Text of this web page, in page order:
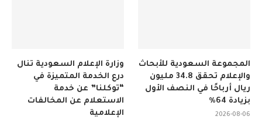
وزارة الإعلام السعودية تنال
درع الخدمة المتميزة في
“توكلنا” عن خدمة
الاستعلام عن المخالفات
الإعلامية
المجموعة السعودية للأبحاث
والإعلام تحقق 34.8 مليون
ريال أرباحًا في النصف الأول
بزيادة 64%
2026-08-06